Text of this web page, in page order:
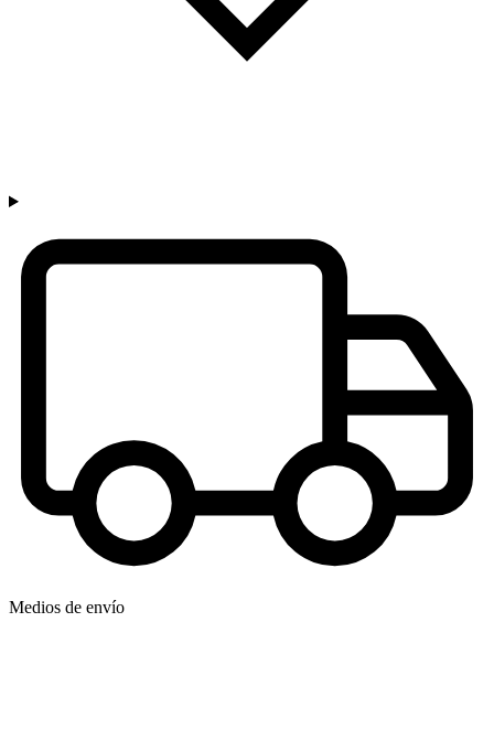
Medios de envío